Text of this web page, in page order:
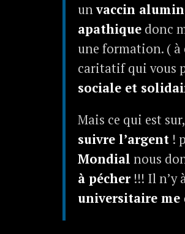
unvaccin
apathique donc
une formation. ( à
caritatif qui vous
sociale et
Mais ce qui est
suivre l’argent !
Mondial nous
à pécher !!! Il n’y
universitaire me